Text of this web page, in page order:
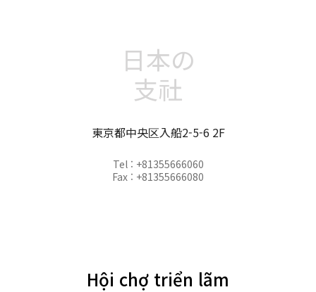
日本の
支社
東京都中央区入船2-5-6 2F
Tel : +81355666060
Fax : +81355666080
Hội chợ triển lãm